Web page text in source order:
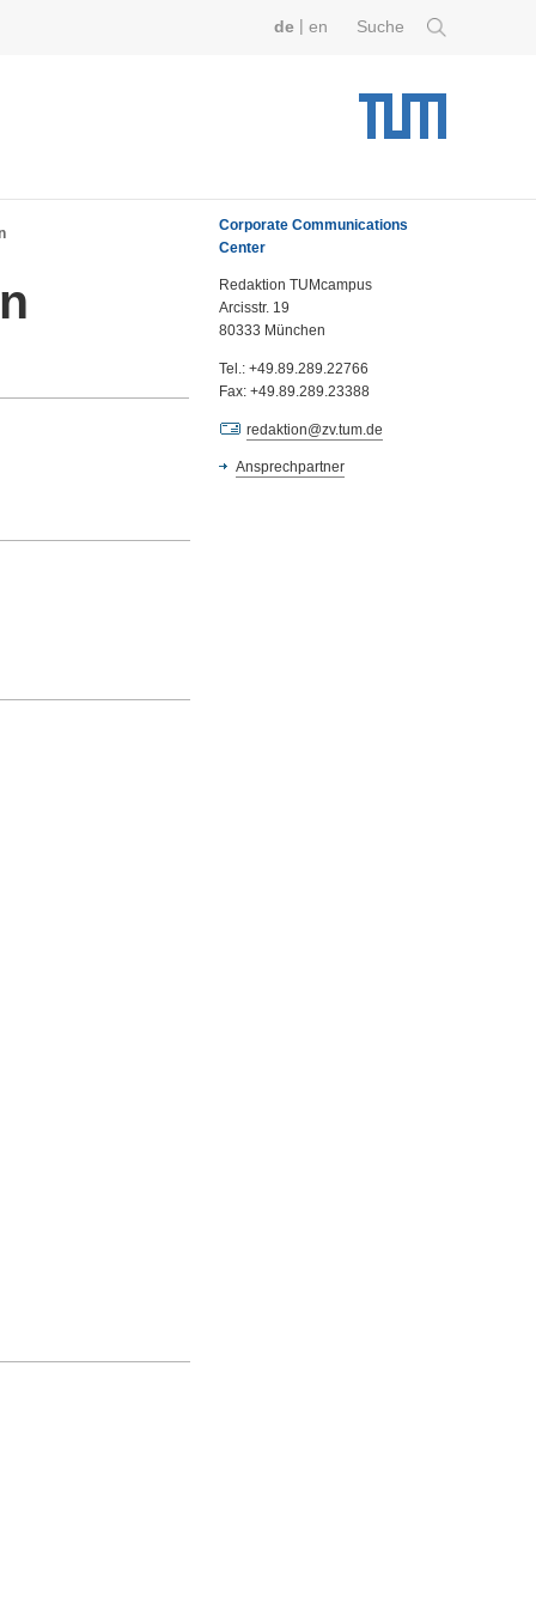
Suche
de en
Corporate Communications
Center
Redaktion TUMcampus
Arcisstr. 19
80333 München
Tel.: +49.89.289.22766
Fax: +49.89.289.23388
redaktion@zv.tum.de
Ansprechpartner